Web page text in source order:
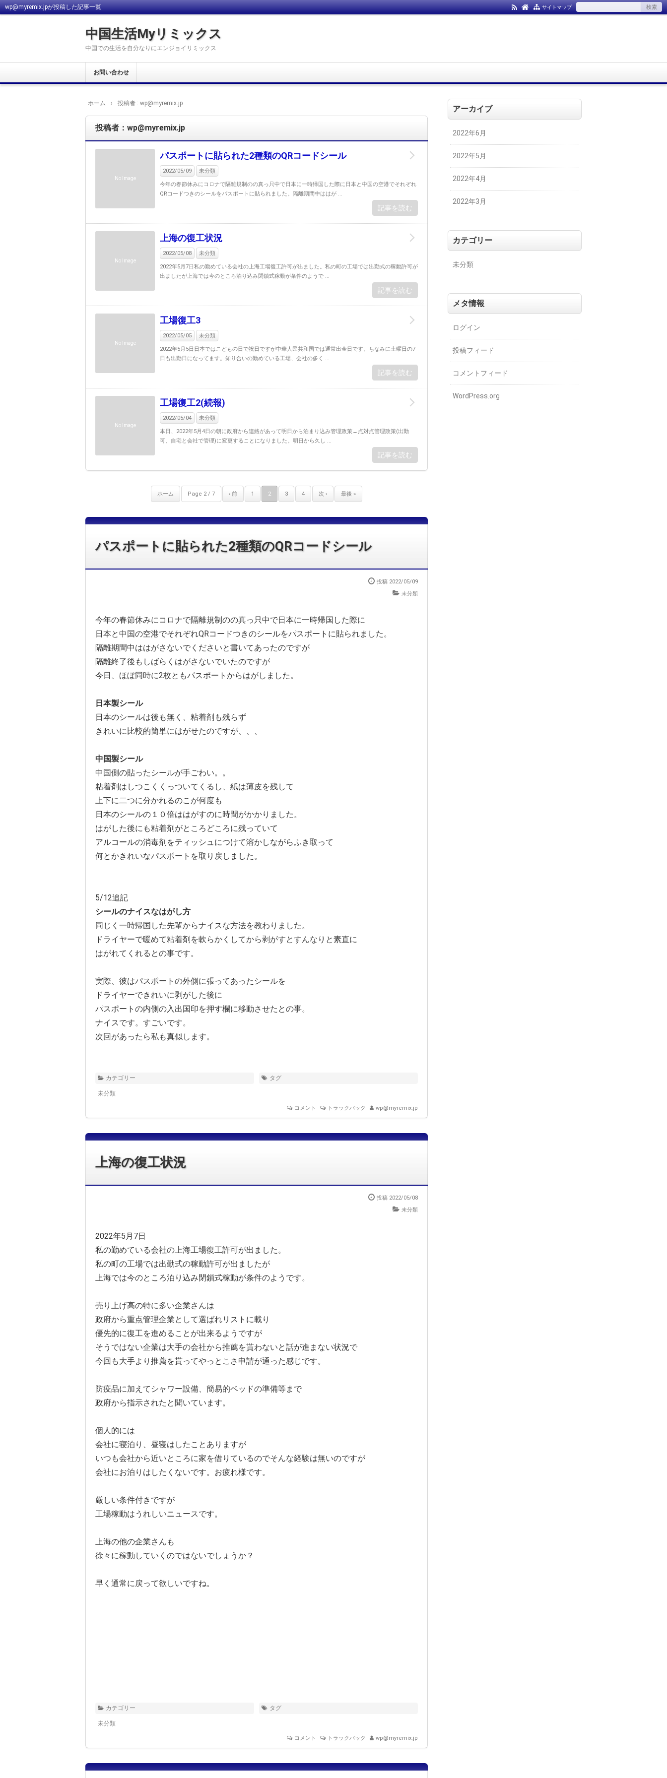
wp@myremix.jpが投稿した記事一覧 サイトマップ
中国生活Myリミックス
中国での生活を自分なりにエンジョイリミックス
お問い合わせ
ホーム › 投稿者 : wp@myremix.jp
投稿者：wp@myremix.jp
No Image
パスポートに貼られた2種類のQRコードシール
2022/05/09 未分類
今年の春節休みにコロナで隔離規制のの真っ只中で日本に一時帰国した際に日本と中国の空港でそれぞれ
QRコードつきのシールをパスポートに貼られました。隔離期間中ははが ...
記事を読む
No Image
上海の復工状況
2022/05/08 未分類
2022年5月7日私の勤めている会社の上海工場復工許可が出ました。私の町の工場では出勤式の稼動許可が
出ましたが上海では今のところ泊り込み閉鎖式稼動が条件のようで ...
記事を読む
No Image
工場復工3
2022/05/05 未分類
2022年5月5日日本ではこどもの日で祝日ですが中華人民共和国では通常出金日です。ちなみに土曜日の7
日も出勤日になってます。知り合いの勤めている工場、会社の多く ...
記事を読む
No Image
工場復工2(続報)
2022/05/04 未分類
本日、2022年5月4日の朝に政府から連絡があって明日から泊まり込み管理政策→点対点管理政策(出勤
可、自宅と会社で管理)に変更することになりました。明日から久し ...
記事を読む
ホーム Page 2 / 7 ‹ 前 1 2 3 4 次 › 最後 »
パスポートに貼られた2種類のQRコードシール
投稿 2022/05/09
未分類
今年の春節休みにコロナで隔離規制のの真っ只中で日本に一時帰国した際に
日本と中国の空港でそれぞれQRコードつきのシールをパスポートに貼られました。
隔離期間中ははがさないでくださいと書いてあったのですが
隔離終了後もしばらくはがさないでいたのですが
今日、ほぼ同時に2枚ともパスポートからはがしました。
日本製シール
日本のシールは後も無く、粘着剤も残らず
きれいに比較的簡単にはがせたのですが、、、
中国製シール
中国側の貼ったシールが手ごわい。。
粘着剤はしつこくくっついてくるし、紙は薄皮を残して
上下に二つに分かれるのこが何度も
日本のシールの１０倍ははがすのに時間がかかりました。
はがした後にも粘着剤がところどころに残っていて
アルコールの消毒剤をティッシュにつけて溶かしながらふき取って
何とかきれいなパスポートを取り戻しました。
5/12追記
シールのナイスなはがし方
同じく一時帰国した先輩からナイスな方法を教わりました。
ドライヤーで暖めて粘着剤を軟らかくしてから剥がすとすんなりと素直に
はがれてくれるとの事です。
実際、彼はパスポートの外側に張ってあったシールを
ドライヤーできれいに剥がした後に
パスポートの内側の入出国印を押す欄に移動させたとの事。
ナイスです。すごいです。
次回があったら私も真似します。
カテゴリー
未分類
タグ
コメント トラックバック wp@myremix.jp
上海の復工状況
投稿 2022/05/08
未分類
2022年5月7日
私の勤めている会社の上海工場復工許可が出ました。
私の町の工場では出勤式の稼動許可が出ましたが
上海では今のところ泊り込み閉鎖式稼動が条件のようです。
売り上げ高の特に多い企業さんは
政府から重点管理企業として選ばれリストに載り
優先的に復工を進めることが出来るようですが
そうではない企業は大手の会社から推薦を貰わないと話が進まない状況で
今回も大手より推薦を貰ってやっとこさ申請が通った感じです。
防疫品に加えてシャワー設備、簡易的ベッドの準備等まで
政府から指示されたと聞いています。
個人的には
会社に寝泊り、昼寝はしたことありますが
いつも会社から近いところに家を借りているのでそんな経験は無いのですが
会社にお泊りはしたくないです。お疲れ様です。
厳しい条件付きですが
工場稼動はうれしいニュースです。
上海の他の企業さんも
徐々に稼動していくのではないでしょうか？
早く通常に戻って欲しいですね。
カテゴリー
未分類
タグ
コメント トラックバック wp@myremix.jp
アーカイブ
2022年6月
2022年5月
2022年4月
2022年3月
カテゴリー
未分類
メタ情報
ログイン
投稿フィード
コメントフィード
WordPress.org